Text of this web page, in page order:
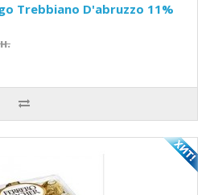
Trebbiano D'abruzzo 11%